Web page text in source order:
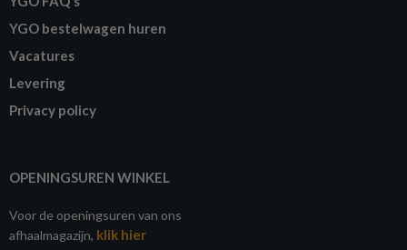
YGO bestelwagen huren
Vacatures
Levering
Privacy policy
OPENINGSUREN WINKEL
Voor de openingsuren van ons
afhaalmagazijn, klik hier